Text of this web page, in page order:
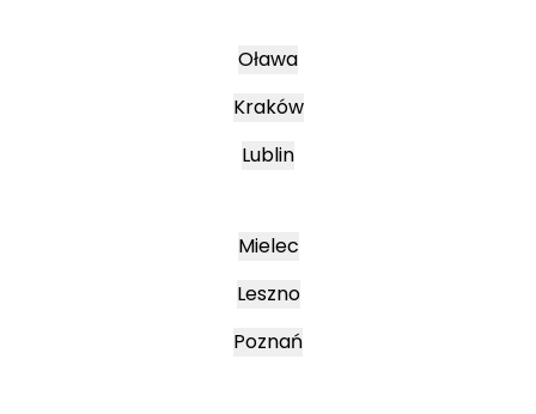
Oława
Kraków
Lublin
Mielec
Leszno
Poznań